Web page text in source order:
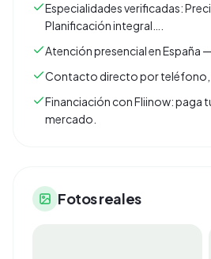
Especialidades verificadas:
Planificación integral….
Atención presencial en España
Contacto directo por teléfono,
Financiación con Fliinow: paga
mercado.
Fotos reales